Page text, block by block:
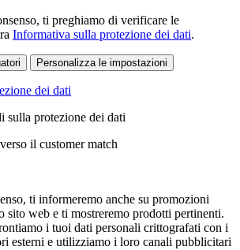
ti preghiamo di verificare le
Informativa sulla protezione dei dati.
Personalizza le impostazioni
dei dati
sulla protezione dei dati
il customer match
ti informeremo anche su promozioni
sito web e ti mostreremo prodotti pertinenti.
i tuoi dati personali crittografati con i
esterni e utilizziamo i loro canali pubblicitari